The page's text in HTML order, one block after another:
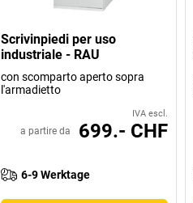
Scrivinpiedi per uso
industriale - RAU
con scomparto aperto sopra
l'armadietto
IVA escl.
a partire da 699.- CHF
6-9 Werktage